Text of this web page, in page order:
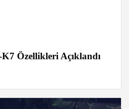
Özellikleri Açıklandı